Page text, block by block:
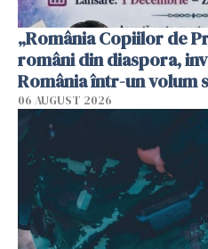
„România Copiilor de
români din diaspora,
România într-un volum
06 AUGUST 2026